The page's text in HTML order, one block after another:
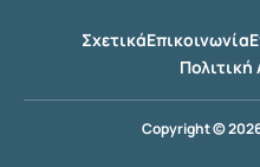
ΣχετικάΕπικοινωνία
Copyright ©